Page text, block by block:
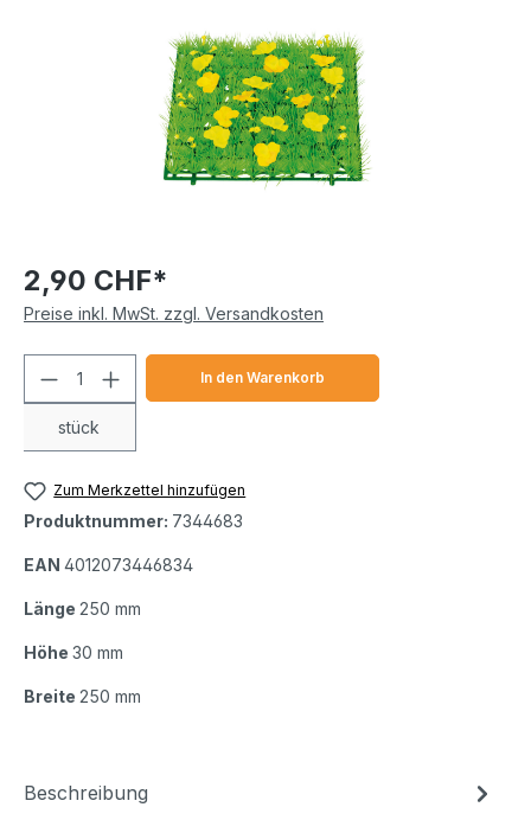
2,90 CHF*
Preise inkl. MwSt. zzgl. Versandkosten
Produkt Anzahl: Gib den
stück
In den Warenkorb
Zum Merkzettel hinzufügen
Produktnummer: 7344683
EAN 4012073446834
Länge 250 mm
Höhe 30 mm
Breite 250 mm
Beschreibung